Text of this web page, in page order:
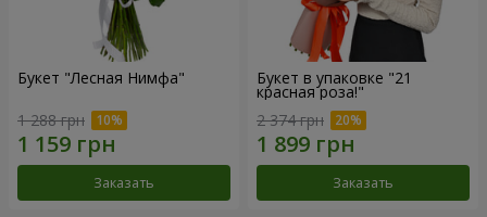
Букет "Лесная Нимфа"
1 288 грн
Заказать
Букет в упаковке "21
красная роза!"
2 374 грн
Заказать